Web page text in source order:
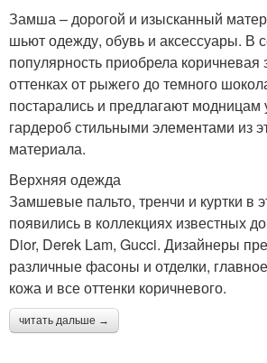
Замша – дорогой и изысканный
шьют одежду, обувь и аксессуары. В
популярность приобрела
оттенках от рыжего до темного
постарались и предлагают модницам
гардероб стильными элементами из
материала.
Верхняя одежда
Замшевые пальто, тренчи и куртки в
появились в коллекциях известных
Dior, Derek Lam, Gucci. Дизайнеры
различные фасоны и отделки,
кожа и все оттенки коричневого.
читать дальше →